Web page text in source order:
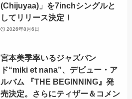
(Chijuyaa)」を7inchシングルと
してリリース決定！
2026年8月6日
宮本美季率いるジャズバン
ド“miki et nana”、デビュー・ア
ルバム 『THE BEGINNING』発
売決定。さらにティザー＆コメン